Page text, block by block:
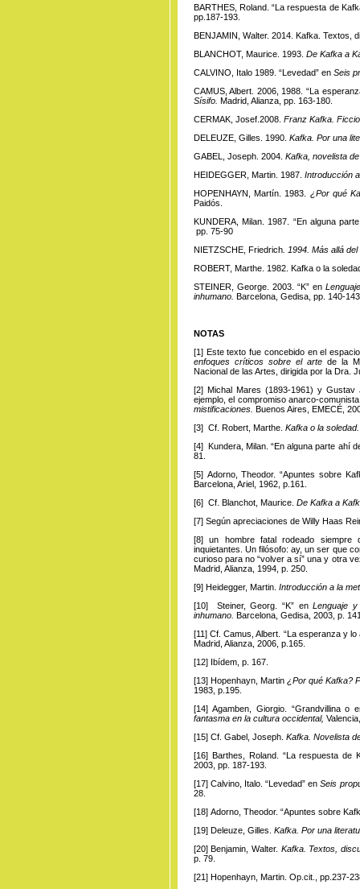
BARTHES, Roland. “La respuesta de
pp.187-193.
BENJAMIN, Walter. 2014. Kafka. Textos,
BLANCHOT, Maurice. 1993. De Kafka a
CALVINO, Italo 1989. “Levedad” en Seis
CAMUS, Albert. 2006, 1988. “La
Sísifo. Madrid, Alianza, pp. 163-180.
CERMAK, Josef.2008. Franz Kafka.
DELEUZE, Gilles. 1990. Kafka. Por una
GABEL, Joseph. 2004. Kafka, novelista
HEIDEGGER, Martin. 1987. Introducción
HOPENHAYN, Martín. 1983. ¿Por qué
Paidós.
KUNDERA, Milan. 1987. “En alguna
pp. 75-90
NIETZSCHE, Friedrich. 1994. Más allá del
ROBERT, Marthe. 1982. Kafka o la
STEINER, George. 2003. “K” en
inhumano. Barcelona, Gedisa, pp. 140-
NOTAS
[1] Estetexto fue concebido en el
enfoques críticos sobre el artede la
Nacional de las Artes, dirigida por la Dra.
[2] MichalMares (1893-1961) y Gustav
ejemplo, el compromiso anarco-
mistificaciones. Buenos Aires, EMECÉ,
[3] Cf. Robert, Marthe. Kafka o la
[4] Kundera , Milan. “En alguna parte ahí
81.
[5] Adorno, Theodor. “Apuntes sobre
Barcelona, Ariel, 1962, p.161.
[6] Cf. Blanchot, Maurice. De Kafka a
[7] Según apreciaciones de Willy Haas
[8]
un hombre fatal rodeado siempre
inquietantes. Un filósofo: ay, un ser que
curioso para no “volver a sí” una y otra
Madrid, Alianza, 1994, p. 250.
[9] Heidegger, Martin. Introducción a la
[10]
Steiner, Georg. “K” enLenguaje y
inhumano. Barcelona, Gedisa, 2003, p.
[11] Cf. Camus, Albert. “La esperanza y
Madrid, Alianza, 2006, p.165.
[12]Ibídem, p. 167.
[13] Hopenhayn, Martin¿Por qué Kafka?
1983, p.195.
[14] Agamben , Giorgio. “Grandvillina
fantasma en la cultura occidental,
[15] Cf. Gabel, Joseph. Kafka. Novelista
[16] Barthes , Roland. “La respuesta de
2003, pp. 187-193.
[17] Calvino, Italo. “Levedad” enSeis
28.
[18] Adorno, Theodor. “Apuntes sobre
[19]​ Deleuze, Gilles. Kafka. Por una
[20] Benjamin , Walter. Kafka. Textos,
p. 79.
[21] Hopenhayn, Martin. Op.cit., pp.237-